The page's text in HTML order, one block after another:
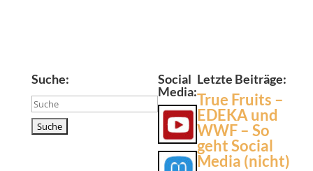
Suche:
Suchen
nach:
Social
Media:
Letzte Beiträge:
True Fruits –
EDEKA und
WWF – So
geht Social
Media (nicht)